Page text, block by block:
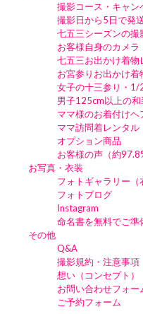
撮影コース・キャン
撮影日から5日で発
七五三シーズンの撮
お客様自身のカメラ
七五三お出かけ着物
お宮参りお出かけ着
女子の十三参り・1/
男子125cm以上の
ママ様のお着付けヘ
ママ訪問着レンタル
オプション商品
お客様の声（約
お写真・衣装
フォトギャラリー（
フォトブログ
Instagram
命名書を無料でご準
その他
Q&A
撮影規約・注意事項
想い（コンセプト）
お問い合わせフォー
ご予約フォーム